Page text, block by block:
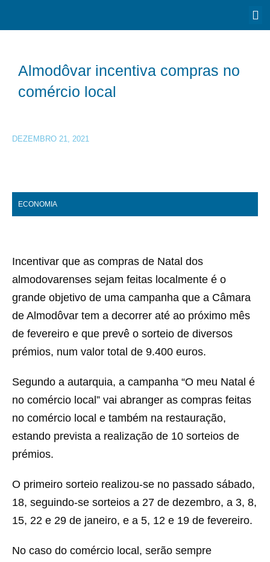
Almodôvar incentiva compras no
comércio local
DEZEMBRO 21, 2021
ECONOMIA
Incentivar que as compras de Natal dos
almodovarenses sejam feitas localmente é o
grande objetivo de uma campanha que a Câmara
de Almodôvar tem a decorrer até ao próximo mês
de fevereiro e que prevê o sorteio de diversos
prémios, num valor total de 9.400 euros.
Segundo a autarquia, a campanha “O meu Natal é
no comércio local” vai abranger as compras feitas
no comércio local e também na restauração,
estando prevista a realização de 10 sorteios de
prémios.
O primeiro sorteio realizou-se no passado sábado,
18, seguindo-se sorteios a 27 de dezembro, a 3, 8,
15, 22 e 29 de janeiro, e a 5, 12 e 19 de fevereiro.
No caso do comércio local, serão sempre